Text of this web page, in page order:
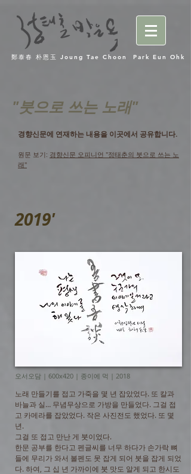
鄭泰春 朴恩玉 Joung Tae Choon Park Eun Ohk
"붓으로 쓰는 노래"
경향신문에 연재하는 내용을 이곳에서 공유합니다.
원문 보기: 경향신문 오피니언 "정태춘의 붓으로 쓰는 노
래"
2019'
오서오담 | 600x420 | 종이에 먹 | 2018
노래 만들기를 접고 가죽을 몇 년 잡았었다. 또 칼과
바늘과 실… 무념무상으로 가방을 만들었다. 그걸 접
고 카메라를 잡았었다. 작은 사진전도 했었다. 또 몇
년.
그걸 또 접고 만난 게 붓이었다.
한문 공부를 한다고 펜글씨를 너무 하다가 손가락 뼈
들에 무리가 와서 볼펜도 못 잡게 되어 붓을 잡게 되었
다. 하여, 그 십 년 가까이에 붓 맛도 알게 되고 한시도